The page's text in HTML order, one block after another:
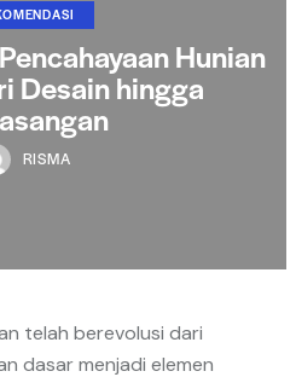
Hunian
Desain hingga
RISMA
telah berevolusi dari
dasar menjadi elemen